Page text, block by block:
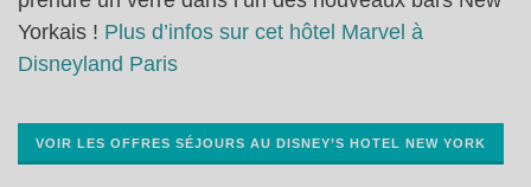
Yorkais ! Plus d’infos sur cet hôtel Marvel à
Disneyland Paris
VOIR LES OFFRES SÉJOURS AU DISNEY’S HOTEL NEW YORK